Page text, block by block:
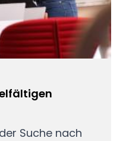
Suche nach